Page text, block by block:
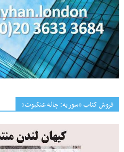
فروش کتاب «سوریه: چاله عنکبوت»